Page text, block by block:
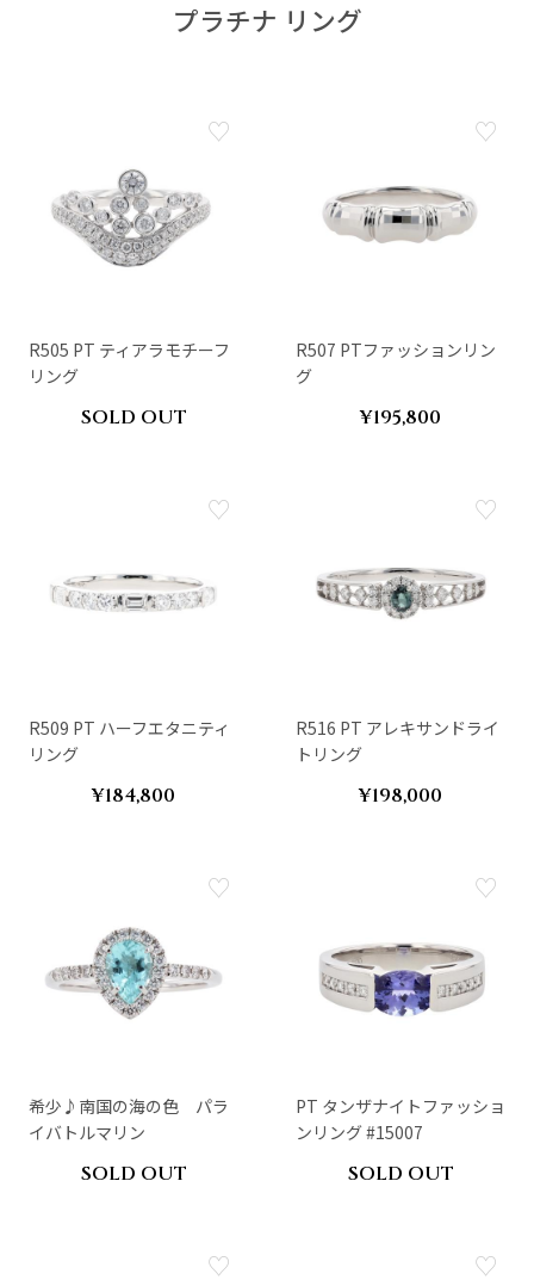
プラチナ リング
R505 PT ティアラモチーフ
リング
SOLD OUT
R507 PTファッションリン
グ
¥195,800
R509 PT ハーフエタニティ
リング
¥184,800
R516 PT アレキサンドライ
トリング
¥198,000
希少♪南国の海の色 パラ
イバトルマリン
SOLD OUT
PT タンザナイトファッショ
ンリング #15007
SOLD OUT